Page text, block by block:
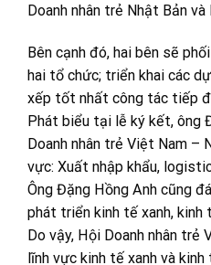
Doanh nhân trẻ Nhật Bản
Bên cạnh đó, hai bên sẽ
hai tổ chức; triển khai các
xếp tốt nhất công tác tiếp
Phát biểu tại lễ ký kết, ông
Doanh nhân trẻ Việt Nam –
vực: Xuất nhập khẩu,
Ông Đặng Hồng Anh cũng
phát triển kinh tế xanh, kinh
Do vậy, Hội Doanh nhân
lĩnh vực kinh tế xanh và